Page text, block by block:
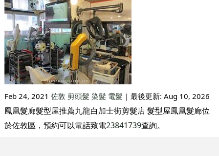
Feb 24, 2021 佐敦 剪頭髮 染髮 電髮 | 最後更新: Aug 10, 2026
鳳凰髮廊髮型屋推薦九龍白加士街剪髮店 髮型屋鳳凰髮廊位
於佐敦區，預約可以電話致電23841739查詢。